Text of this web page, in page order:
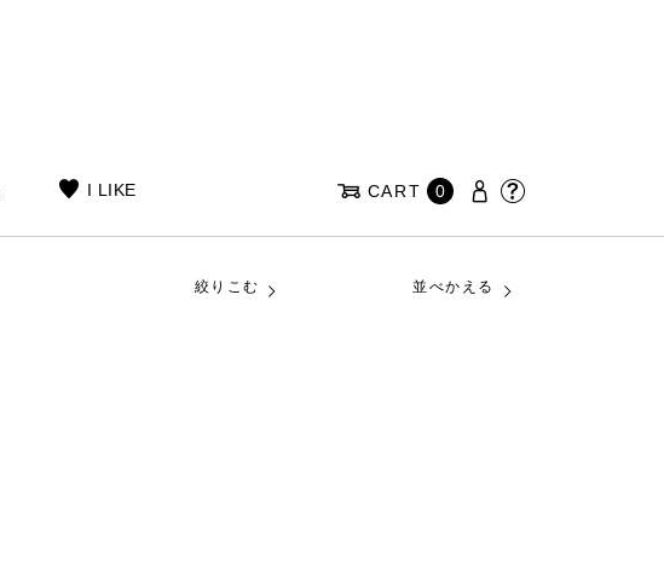
I LIKE CART 0
絞りこむ 並べかえる